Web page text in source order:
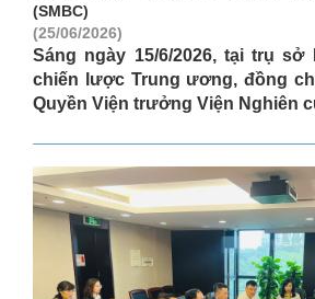
(SMBC)
(25/06/2026)
Sáng ngày 15/6/2026, tại trụ sở
chiến lược Trung ương, đồng
Quyền Viện trưởng Viện Nghiên